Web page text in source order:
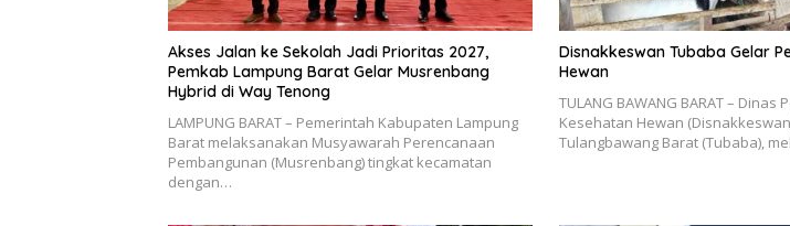
Akses Jalan ke Sekolah Jadi Prioritas 2027,
Pemkab Lampung Barat Gelar Musrenbang
Hybrid di Way Tenong
LAMPUNG BARAT – Pemerintah Kabupaten Lampung
Barat melaksanakan Musyawarah Perencanaan
Pembangunan (Musrenbang) tingkat kecamatan
dengan…
Disnakkeswan Tubaba Gelar
Hewan
TULANG BAWANG BARAT –
Kesehatan Hewan
Tulangbawang Barat (Tubaba),